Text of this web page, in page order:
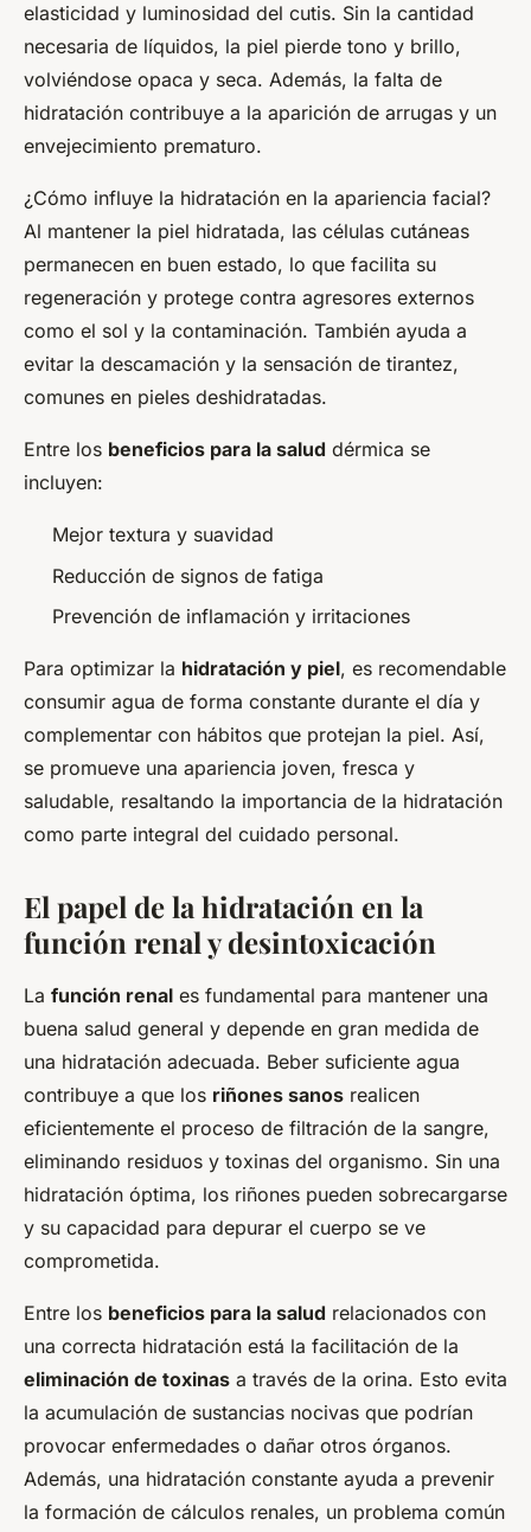
elasticidad y luminosidad del cutis. Sin la cantidad
necesaria de líquidos, la piel pierde tono y brillo,
volviéndose opaca y seca. Además, la falta de
hidratación contribuye a la aparición de arrugas y un
envejecimiento prematuro.
¿Cómo influye la hidratación en la apariencia facial?
Al mantener la piel hidratada, las células cutáneas
permanecen en buen estado, lo que facilita su
regeneración y protege contra agresores externos
como el sol y la contaminación. También ayuda a
evitar la descamación y la sensación de tirantez,
comunes en pieles deshidratadas.
Entre los beneficios para la salud dérmica se
incluyen:
Mejor textura y suavidad
Reducción de signos de fatiga
Prevención de inflamación y irritaciones
Para optimizar la hidratación y piel, es recomendable
consumir agua de forma constante durante el día y
complementar con hábitos que protejan la piel. Así,
se promueve una apariencia joven, fresca y
saludable, resaltando la importancia de la hidratación
como parte integral del cuidado personal.
El papel de la hidratación en la
función renal y desintoxicación
La función renal es fundamental para mantener una
buena salud general y depende en gran medida de
una hidratación adecuada. Beber suficiente agua
contribuye a que los riñones sanos realicen
eficientemente el proceso de filtración de la sangre,
eliminando residuos y toxinas del organismo. Sin una
hidratación óptima, los riñones pueden sobrecargarse
y su capacidad para depurar el cuerpo se ve
comprometida.
Entre los beneficios para la salud relacionados con
una correcta hidratación está la facilitación de la
eliminación de toxinas a través de la orina. Esto evita
la acumulación de sustancias nocivas que podrían
provocar enfermedades o dañar otros órganos.
Además, una hidratación constante ayuda a prevenir
la formación de cálculos renales, un problema común